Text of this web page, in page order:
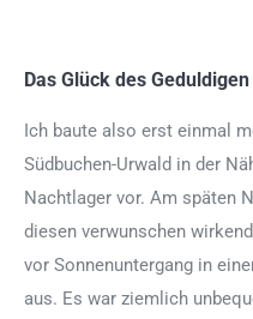
Das Glück des
Ich baute also erst einmal
Südbuchen-Urwald in der
Nachtlager vor. Am späten
diesen verwunschen
vor Sonnenuntergang in
aus. Es war ziemlich